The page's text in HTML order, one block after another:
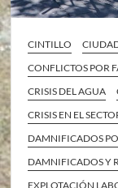
CINTILLO
CONFLICTOS POR
CRISIS DEL AGUA
CRISIS EN EL
DAMNIFICADOS
DAMNIFICADOS Y
EXPLOTACIÓN